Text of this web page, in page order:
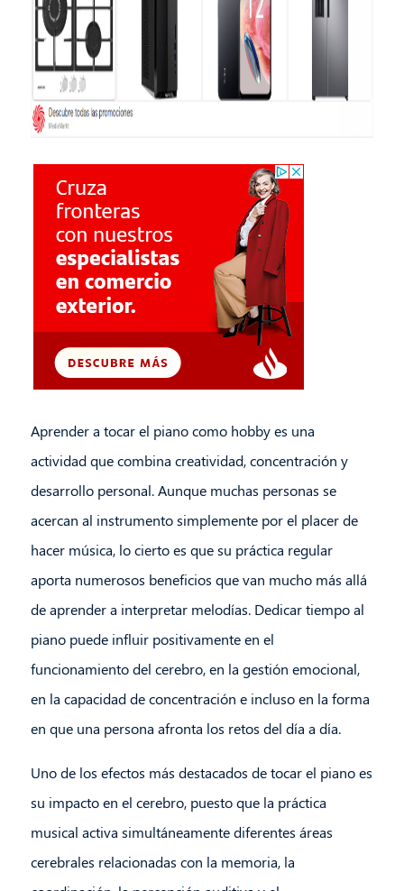
Aprender a tocar el piano como hobby es una
actividad que combina creatividad, concentración y
desarrollo personal. Aunque muchas personas se
acercan al instrumento simplemente por el placer de
hacer música, lo cierto es que su práctica regular
aporta numerosos beneficios que van mucho más allá
de aprender a interpretar melodías. Dedicar tiempo al
piano puede influir positivamente en el
funcionamiento del cerebro, en la gestión emocional,
en la capacidad de concentración e incluso en la forma
en que una persona afronta los retos del día a día.
Uno de los efectos más destacados de tocar el piano es
su impacto en el cerebro, puesto que la práctica
musical activa simultáneamente diferentes áreas
cerebrales relacionadas con la memoria, la